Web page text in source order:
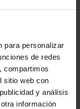
para personalizar
de redes
compartimos
sitio web con
y análisis
información
SUSCRIPCIÓN
DE
PROVINCIA 2
949,00 €
para usuarios
registrados